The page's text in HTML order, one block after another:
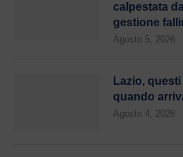
calpestata
gestione
Agosto 5, 2026
Lazio,
quando
Agosto 4, 2026